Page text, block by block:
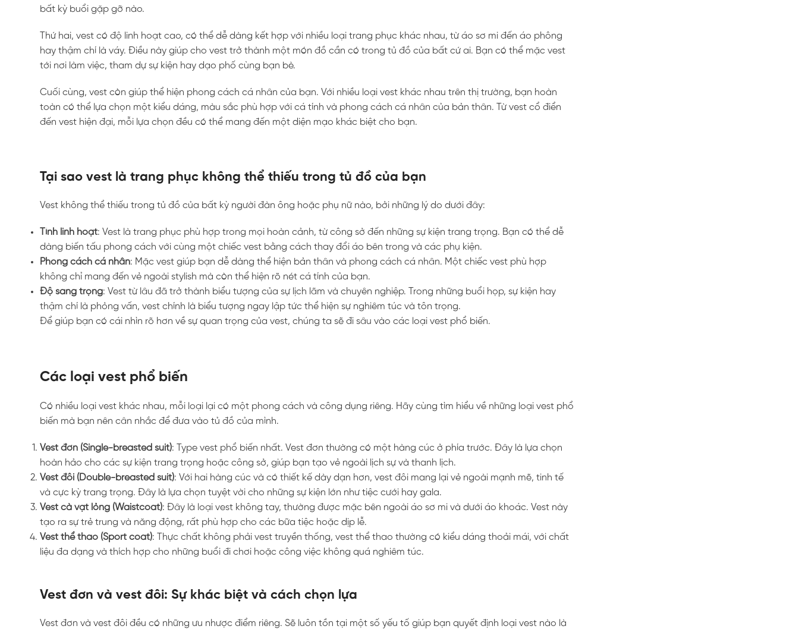
bất kỳ buổi gặp gỡ nào.
Thứ hai, vest có độ linh hoạt cao, có thể dễ dàng kết hợp với nhiều loại trang phục khác nhau, từ áo sơ mi đến áo phông
hay thậm chí là váy. Điều này giúp cho vest trở thành một món đồ cần có trong tủ đồ của bất cứ ai. Bạn có thể mặc vest
tới nơi làm việc, tham dự sự kiện hay dạo phố cùng bạn bè.
Cuối cùng, vest còn giúp thể hiện phong cách cá nhân của bạn. Với nhiều loại vest khác nhau trên thị trường, bạn hoàn
toàn có thể lựa chọn một kiểu dáng, màu sắc phù hợp với cá tính và phong cách cá nhân của bản thân. Từ vest cổ điển
đến vest hiện đại, mỗi lựa chọn đều có thể mang đến một diện mạo khác biệt cho bạn.
Tại sao vest là trang phục không thể thiếu trong tủ đồ của bạn
Vest không thể thiếu trong tủ đồ của bất kỳ người đàn ông hoặc phụ nữ nào, bởi những lý do dưới đây:
Tính linh hoạt: Vest là trang phục phù hợp trong mọi hoàn cảnh, từ công sở đến những sự kiện trang trọng. Bạn có thể dễ
dàng biến tấu phong cách với cùng một chiếc vest bằng cách thay đổi áo bên trong và các phụ kiện.
Phong cách cá nhân: Mặc vest giúp bạn dễ dàng thể hiện bản thân và phong cách cá nhân. Một chiếc vest phù hợp
không chỉ mang đến vẻ ngoài stylish mà còn thể hiện rõ nét cá tính của bạn.
Độ sang trọng: Vest từ lâu đã trở thành biểu tượng của sự lịch lãm và chuyên nghiệp. Trong những buổi họp, sự kiện hay
thậm chí là phỏng vấn, vest chính là biểu tượng ngay lập tức thể hiện sự nghiêm túc và tôn trọng.
Để giúp bạn có cái nhìn rõ hơn về sự quan trọng của vest, chúng ta sẽ đi sâu vào các loại vest phổ biến.
Các loại vest phổ biến
Có nhiều loại vest khác nhau, mỗi loại lại có một phong cách và công dụng riêng. Hãy cùng tìm hiểu về những loại vest phổ
biến mà bạn nên cân nhắc để đưa vào tủ đồ của mình.
Vest đơn (Single-breasted suit): Type vest phổ biến nhất. Vest đơn thường có một hàng cúc ở phía trước. Đây là lựa chọn
hoàn hảo cho các sự kiện trang trọng hoặc công sở, giúp bạn tạo vẻ ngoài lịch sự và thanh lịch.
Vest đôi (Double-breasted suit): Với hai hàng cúc và có thiết kế dày dạn hơn, vest đôi mang lại vẻ ngoài mạnh mẽ, tinh tế
và cực kỳ trang trọng. Đây là lựa chọn tuyệt vời cho những sự kiện lớn như tiệc cưới hay gala.
Vest cà vạt lỏng (Waistcoat): Đây là loại vest không tay, thường được mặc bên ngoài áo sơ mi và dưới áo khoác. Vest này
tạo ra sự trẻ trung và năng động, rất phù hợp cho các bữa tiệc hoặc dịp lễ.
Vest thể thao (Sport coat): Thực chất không phải vest truyền thống, vest thể thao thường có kiểu dáng thoải mái, với chất
liệu đa dạng và thích hợp cho những buổi đi chơi hoặc công việc không quá nghiêm túc.
Vest đơn và vest đôi: Sự khác biệt và cách chọn lựa
Vest đơn và vest đôi đều có những ưu nhược điểm riêng. Sẽ luôn tồn tại một số yếu tố giúp bạn quyết định loại vest nào là